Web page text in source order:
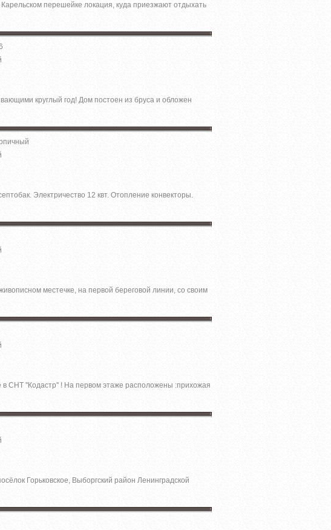
перешейке локация, куда приезжают отдыхать
круглый год! Дом постоен из бруса и обложен
Электричество 12 квт. Отопление конвекторы.
местечке, на первой береговой линии, со своим
в СНТ ''Кодастр'' ! На первом этаже расположены :прихожая
Горьковское, Выборгский район Ленинградской